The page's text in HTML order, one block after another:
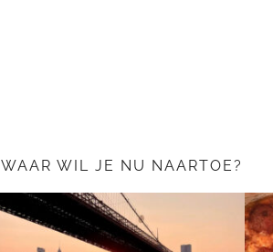
WAAR WIL JE NU NAARTOE?